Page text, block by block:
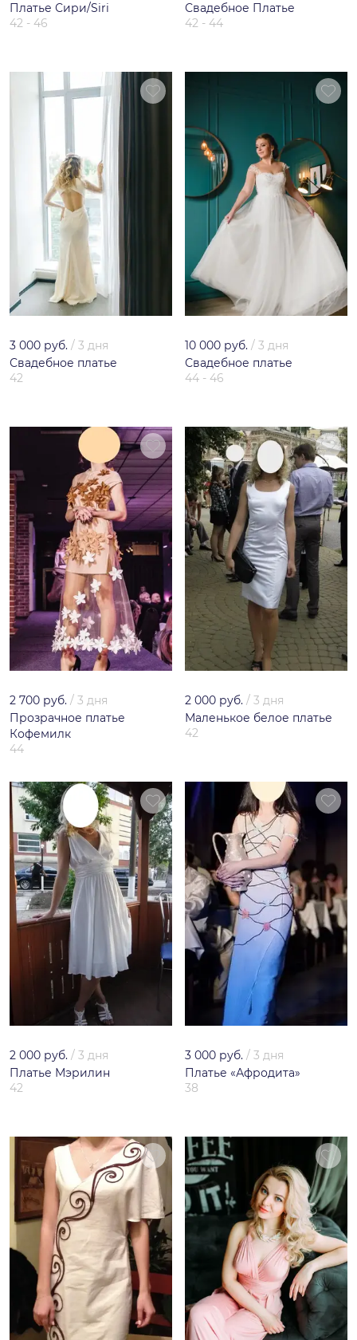
Платье Сири/Siri
42 - 46
Свадебное Платье
42 - 44
3 000 руб. / 3 дня
Свадебное платье
42
10 000 руб. / 3 дня
Свадебное платье
44 - 46
2 700 руб. / 3 дня
Прозрачное платье
Кофемилк
44
2 000 руб. / 3 дня
Маленькое белое платье
42
2 000 руб. / 3 дня
Платье Мэрилин
42
3 000 руб. / 3 дня
Платье «Афродита»
38